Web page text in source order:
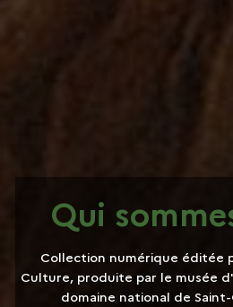
Qui
Collection numérique éditée
Culture, produite par le musée
domaine national de